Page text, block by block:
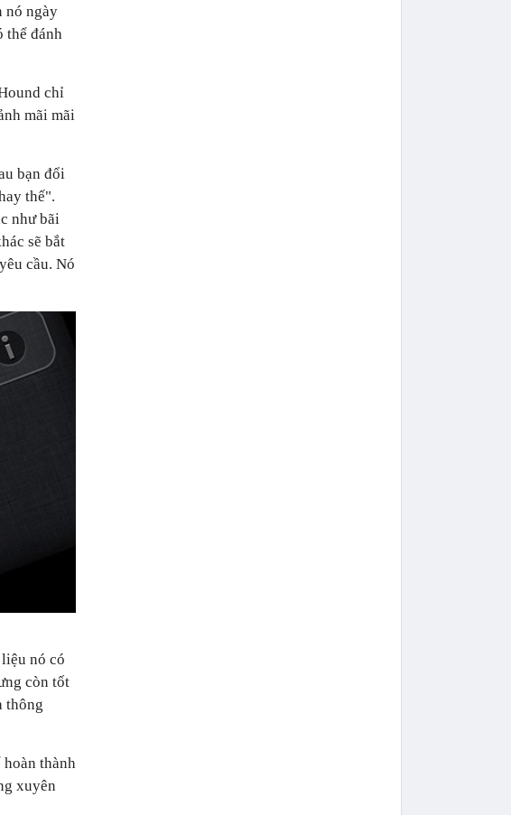
nó ngày
thể đánh
chỉ
mãi mãi
bạn đổi
thế".
như bãi
sẽ bắt
cầu. Nó
nó có
còn tốt
thông
thành
xuyên